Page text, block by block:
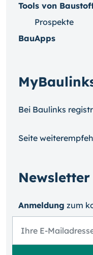
Tools von
Prospekte
BauApps
Bei Baulinks
Seite
Newsletter
Anmeldung zum